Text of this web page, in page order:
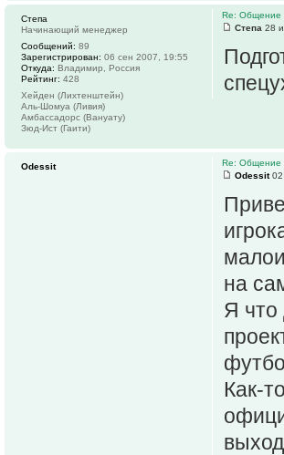
Re: Общение
Степа 28
Степа
Начинающий менеджер
Сообщений: 89
Зарегистрирован: 06 сен 2007, 19:55
Откуда: Владимир, Россия
Рейтинг: 428
Хейден (Лихтенштейн)
Аль-Шомуа (Ливия)
Амбассадорс (Вануату)
Зюд-Ист (Гаити)
Re: Общение
Odessit02
на
Я что
Как-
Odessit